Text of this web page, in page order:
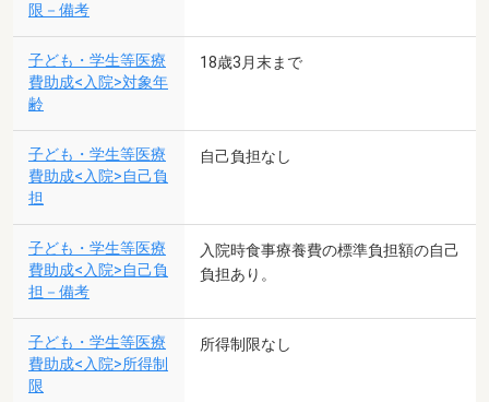
限－備考
子ども・学生等医療
費助成<入院>対象年
齢
18歳3月末まで
子ども・学生等医療
費助成<入院>自己負
担
自己負担なし
子ども・学生等医療
費助成<入院>自己負
担－備考
入院時食事療養費の標準負担額の自己
負担あり。
子ども・学生等医療
費助成<入院>所得制
限
所得制限なし